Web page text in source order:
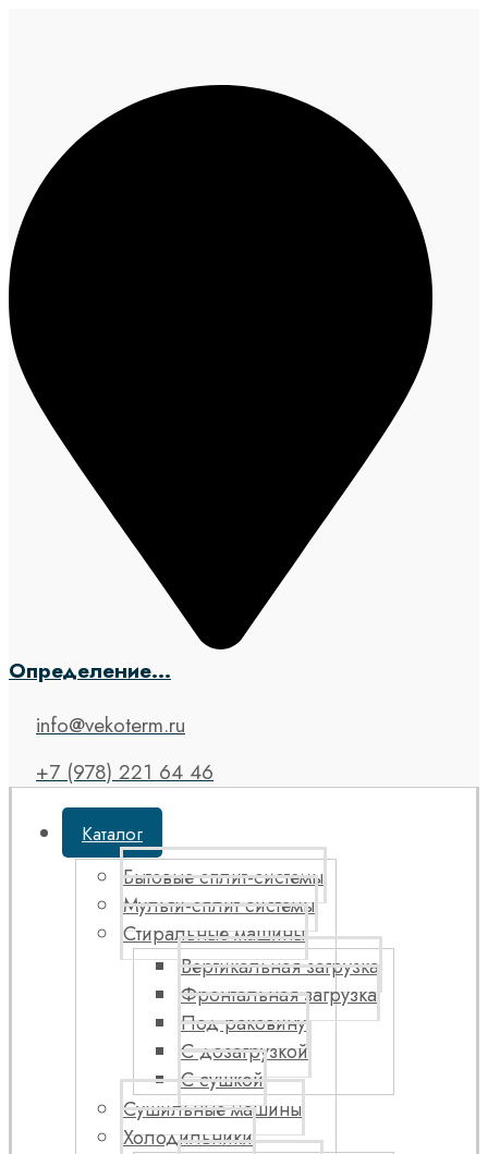
Определение...
info@vekoterm.ru
+7 (978) 221 64 46
Каталог
Бытовые сплит-системы
Мульти-сплит системы
Стиральные машины
Вертикальная загрузка
Фронтальная загрузка
Под раковину
С дозагрузкой
С сушкой
Сушильные машины
Холодильники